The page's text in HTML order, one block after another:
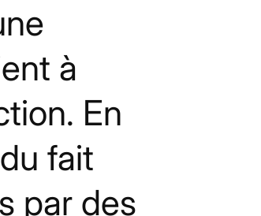
à
En
fait
par des